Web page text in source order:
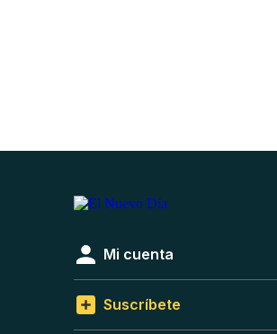
Mi cuenta
Suscríbete